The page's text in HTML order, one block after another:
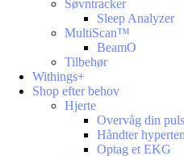
Søvntracker
Sleep Analyzer
MultiScan™
BeamO
Tilbehør
Withings+
Shop efter behov
Hjerte
Overvåg din puls
Håndter
Optag et EKG